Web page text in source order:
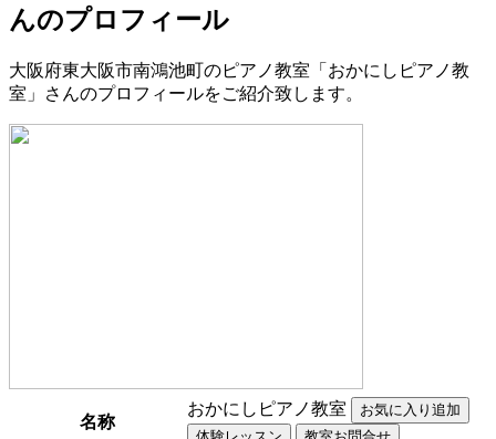
んのプロフィール
大阪府東大阪市南鴻池町のピアノ教室「おかにしピアノ教
室」さんのプロフィールをご紹介致します。
名称
おかにしピアノ教室